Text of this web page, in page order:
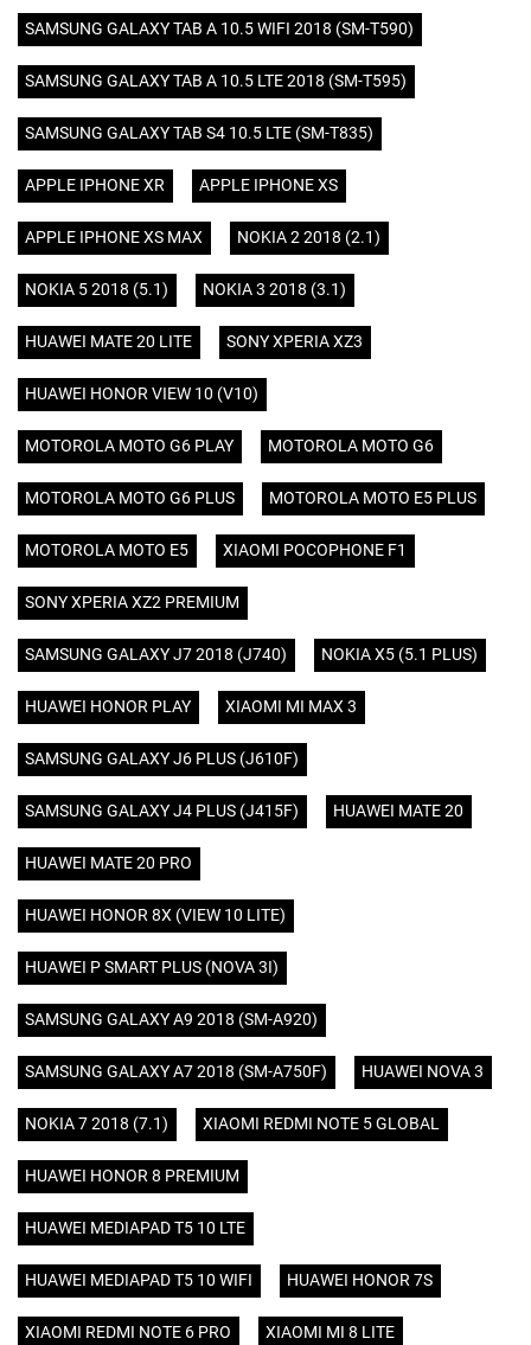
SAMSUNG GALAXY TAB A 10.5 WIFI 2018 (SM-T590)
SAMSUNG GALAXY TAB A 10.5 LTE 2018 (SM-T595)
SAMSUNG GALAXY TAB S4 10.5 LTE (SM-T835)
APPLE IPHONE XR APPLE IPHONE XS
APPLE IPHONE XS MAX NOKIA 2 2018 (2.1)
NOKIA 5 2018 (5.1) NOKIA 3 2018 (3.1)
HUAWEI MATE 20 LITE SONY XPERIA XZ3
HUAWEI HONOR VIEW 10 (V10)
MOTOROLA MOTO G6 PLAY MOTOROLA MOTO G6
MOTOROLA MOTO G6 PLUS MOTOROLA MOTO E5 PLUS
MOTOROLA MOTO E5 XIAOMI POCOPHONE F1
SONY XPERIA XZ2 PREMIUM
SAMSUNG GALAXY J7 2018 (J740) NOKIA X5 (5.1 PLUS)
HUAWEI HONOR PLAY XIAOMI MI MAX 3
SAMSUNG GALAXY J6 PLUS (J610F)
SAMSUNG GALAXY J4 PLUS (J415F) HUAWEI MATE 20
HUAWEI MATE 20 PRO
HUAWEI HONOR 8X (VIEW 10 LITE)
HUAWEI P SMART PLUS (NOVA 3I)
SAMSUNG GALAXY A9 2018 (SM-A920)
SAMSUNG GALAXY A7 2018 (SM-A750F) HUAWEI NOVA 3
NOKIA 7 2018 (7.1) XIAOMI REDMI NOTE 5 GLOBAL
HUAWEI HONOR 8 PREMIUM
HUAWEI MEDIAPAD T5 10 LTE
HUAWEI MEDIAPAD T5 10 WIFI HUAWEI HONOR 7S
XIAOMI REDMI NOTE 6 PRO XIAOMI MI 8 LITE